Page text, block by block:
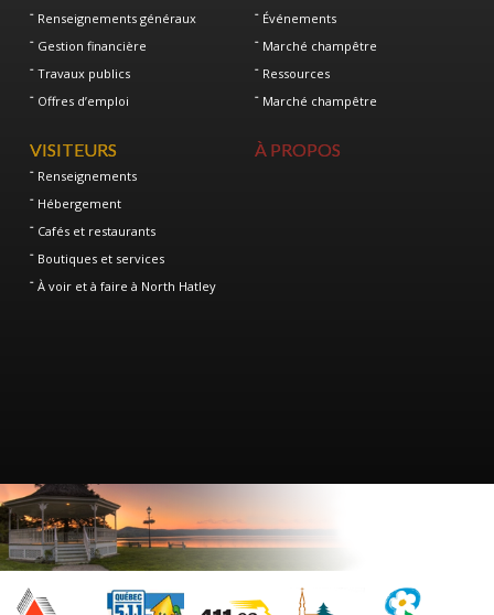
Renseignements généraux
Gestion financière
Travaux publics
Offres d’emploi
Événements
Marché champêtre
Ressources
Marché champêtre
VISITEURS
Renseignements
Hébergement
Cafés et restaurants
Boutiques et services
À voir et à faire à North Hatley
À PROPOS